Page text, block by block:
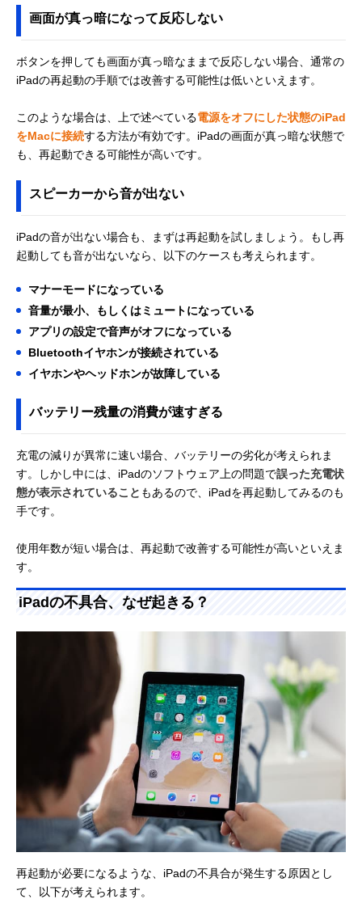
画面が真っ暗になって反応しない
ボタンを押しても画面が真っ暗なままで反応しない場合、通常の
iPadの再起動の手順では改善する可能性は低いといえます。
このような場合は、上で述べている電源をオフにした状態のiPad
をMacに接続する方法が有効です。iPadの画面が真っ暗な状態で
も、再起動できる可能性が高いです。
スピーカーから音が出ない
iPadの音が出ない場合も、まずは再起動を試しましょう。もし再
起動しても音が出ないなら、以下のケースも考えられます。
マナーモードになっている
音量が最小、もしくはミュートになっている
アプリの設定で音声がオフになっている
Bluetoothイヤホンが接続されている
イヤホンやヘッドホンが故障している
バッテリー残量の消費が速すぎる
充電の減りが異常に速い場合、バッテリーの劣化が考えられま
す。しかし中には、iPadのソフトウェア上の問題で誤った充電状
態が表示されていること もあるので、iPadを再起動してみるのも
手です。
使用年数が短い場合は、再起動で改善する可能性が高いといえま
す。
iPadの不具合、なぜ起きる？
再起動が必要になるような、iPadの不具合が発生する原因とし
て、以下が考えられます。